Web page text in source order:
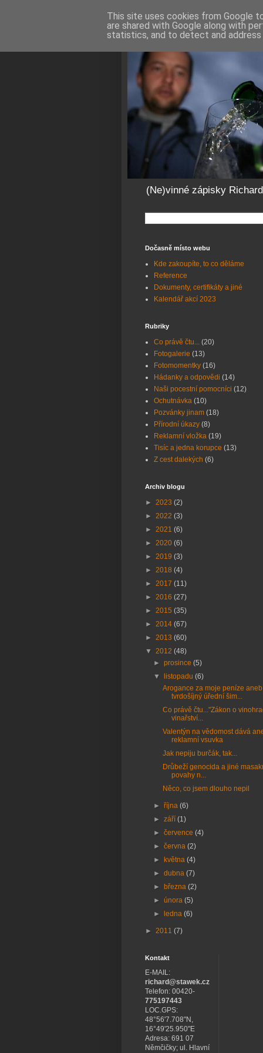
(Ne)vinné zápisky
Dočasně místo webu
Kde zakoupíte, to co děláme
Reference
Dokumenty, certifikáty a jiné
Kalendář akcí 2023
Rubriky
Co právě čtu... (20)
Fotogalerie (13)
Fotomomentky (16)
Hádanky a odpovědi (14)
Naši pocestní pomocníci (12)
Ochutnávka (10)
Pozvánky jinam (18)
Přírodní úkazy (8)
Reklamní vložka (19)
Tisíc a jedna korupce (13)
Z cest dalekých (6)
Archiv blogu
► 2023 (2)
► 2022 (3)
► 2021 (6)
► 2020 (6)
► 2019 (3)
► 2018 (4)
► 2017 (11)
► 2016 (27)
► 2015 (35)
► 2014 (67)
► 2013 (60)
▼ 2012 (48)
►prosince(5)
▼
listopadu(6)
Arogance za moje peníze aneb
tvrdošíjný úřední šim...
Co právě čtu..."Zákon o
vinařství...
Valentýn na vědomost dává
reklamní vsuvka
Jak nepiju burčák, tak...
Drůbeží genocida a jiné
povahy n...
Něco, co jsem dlouho nepil
►října(6)
►září(1)
►července(4)
►června(2)
►
května(4)
►dubna(7)
► března(2)
►února(5)
►
ledna(6)
► 2011 (7)
Kontakt
E-MAIL:
richard@stawek.cz
Telefon: 00420-
775197443
LOC.GPS:
48°56'7.708"N,
16°49'25.950"E
Adresa: 691 07
Němčičky; ul. Hlavní
This site uses cookies from Google
are shared with Google along with
statistics, and to detect and address